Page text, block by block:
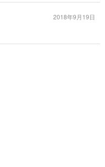
2018年9月19日